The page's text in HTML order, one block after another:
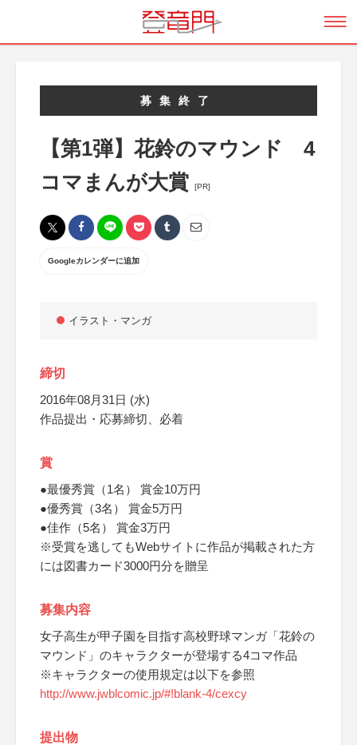
募集終了
【第1弾】花鈴のマウンド 4
コマまんが大賞
[PR]
Googleカレンダーに追加
イラスト・マンガ
締切
2016年08月31日 (水)
作品提出・応募締切、必着
賞
●最優秀賞（1名） 賞金10万円
●優秀賞（3名） 賞金5万円
●佳作（5名） 賞金3万円
※受賞を逃してもWebサイトに作品が掲載された方
には図書カード3000円分を贈呈
募集内容
女子高生が甲子園を目指す高校野球マンガ「花鈴の
マウンド」のキャラクターが登場する4コマ作品
※キャラクターの使用規定は以下を参照
http://www.jwblcomic.jp/#!blank-4/cexcy
提出物